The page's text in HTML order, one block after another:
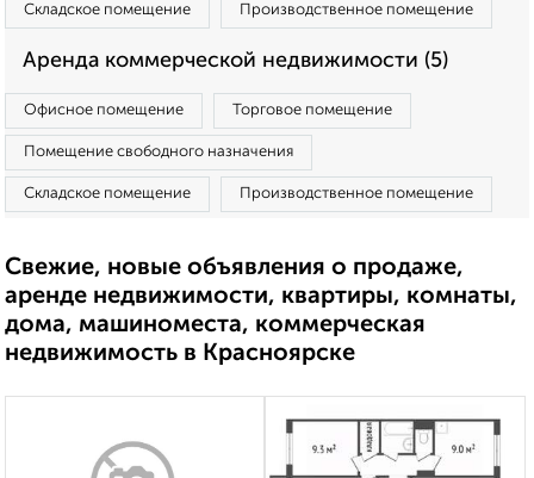
Складское помещение Производственное помещение
Аренда коммерческой недвижимости (5)
Офисное помещение Торговое помещение
Помещение свободного назначения
Складское помещение Производственное помещение
Свежие, новые объявления о продаже,
аренде недвижимости, квартиры, комнаты,
дома, машиноместа, коммерческая
недвижимость в Красноярске